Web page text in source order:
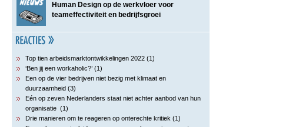
Human Design op de werkvloer voor
teameffectiviteit en bedrijfsgroei
Top tien arbeidsmarktontwikkelingen 2022 (1)
‘Ben jij een workaholic?’ (1)
Een op de vier bedrijven niet bezig met klimaat en
duurzaamheid (3)
Eén op zeven Nederlanders staat niet achter aanbod van hun
organisatie (1)
Drie manieren om te reageren op onterechte kritiek (1)